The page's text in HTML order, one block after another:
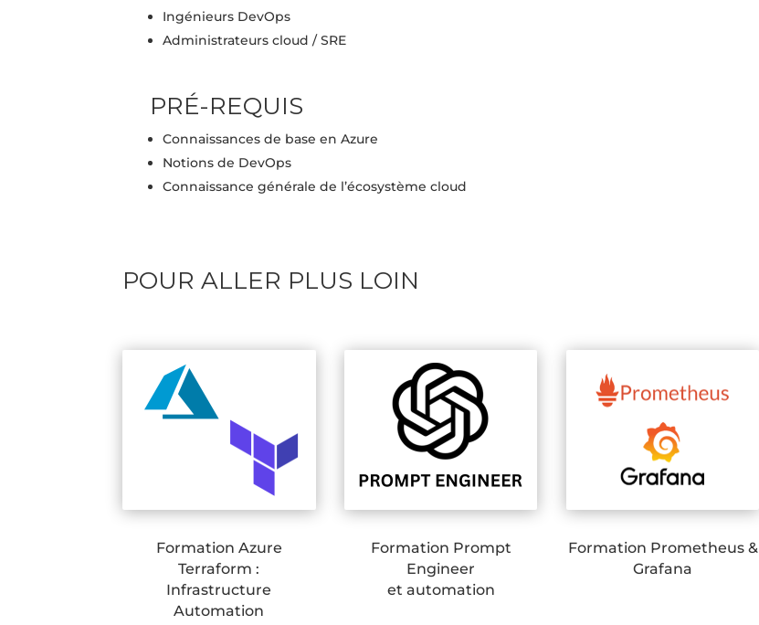
Ingénieurs DevOps
Administrateurs cloud / SRE
PRÉ-REQUIS
Connaissances de base en Azure
Notions de DevOps
Connaissance générale de l’écosystème cloud
POUR ALLER PLUS LOIN
Formation Azure
Terraform :
Infrastructure
Automation
Formation Prompt
Engineer
et automation
Formation Prometheus &
Grafana